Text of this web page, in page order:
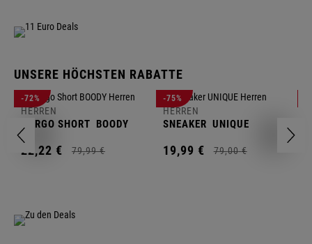
UNSERE HÖCHSTEN RABATTE
-72%
HERREN
CARGO SHORT BOODY
22,22 € 79,99 €
-75%
HERREN
SNEAKER UNIQUE
19,99 € 79,00 €